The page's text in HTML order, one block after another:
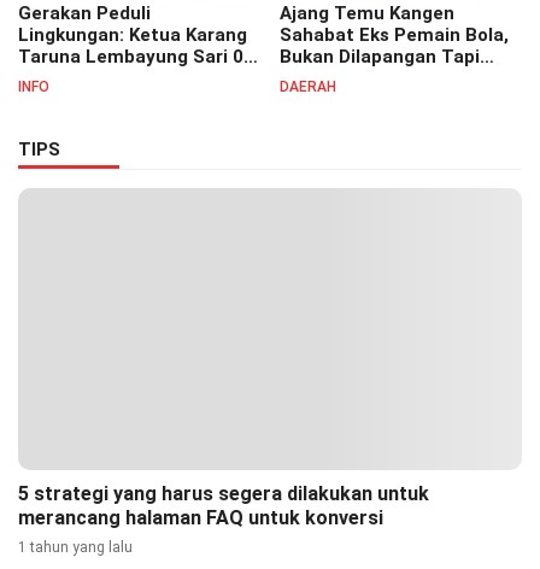
Gerakan Peduli
Lingkungan: Ketua Karang
Taruna Lembayung Sari 09
Irvan Permana Ajak
INFO
Ajang Temu Kangen
Sahabat Eks Pemain Bola,
Bukan Dilapangan Tapi
Ditongkrongan
DAERAH
TIPS
5 strategi yang harus segera dilakukan untuk
merancang halaman FAQ untuk konversi
1 tahun yang lalu